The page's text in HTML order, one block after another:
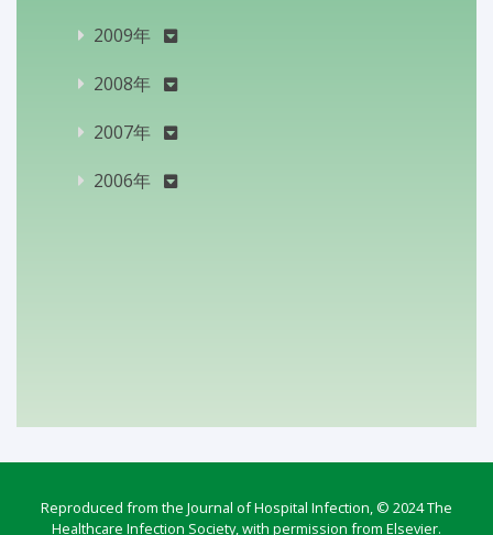
2009年
2008年
2007年
2006年
Reproduced from the Journal of Hospital Infection, © 2024 The
Healthcare Infection Society, with permission from Elsevier.